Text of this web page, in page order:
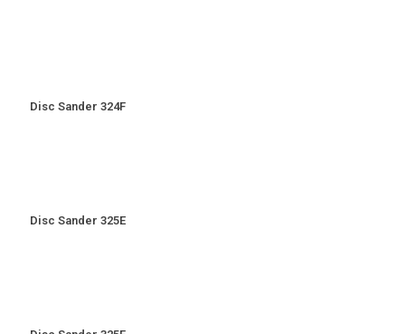
Disc Sander 324F
Disc Sander 325E